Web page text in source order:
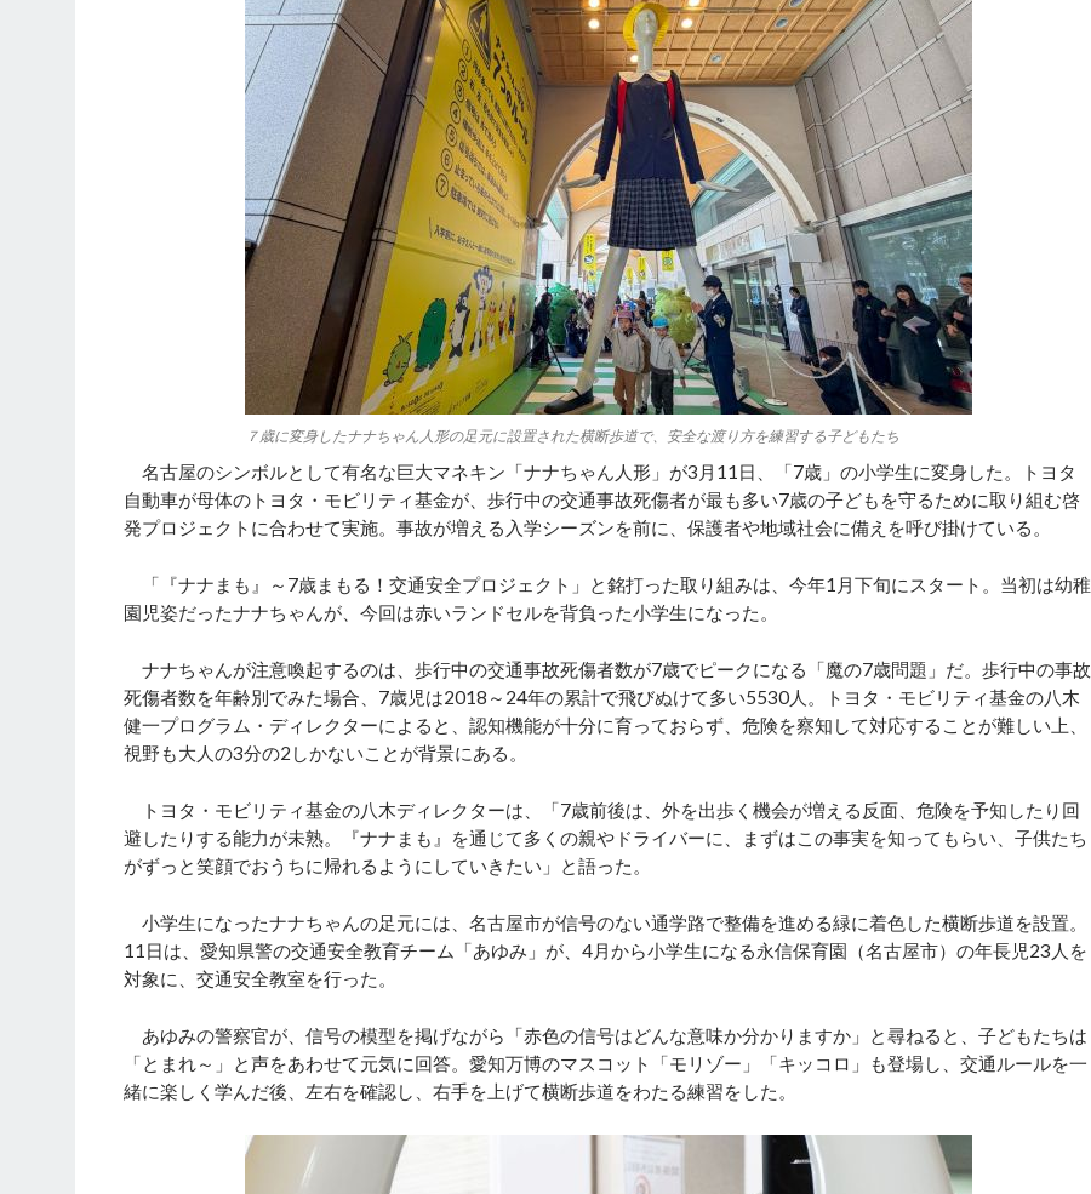
７歳に変身したナナちゃん人形の足元に設置された横断歩道で、安全な渡り方を練習する子どもたち
名古屋のシンボルとして有名な巨大マネキン「ナナちゃん人形」が3月11日、「7歳」の小学生に変身した。トヨタ
自動車が母体のトヨタ・モビリティ基金が、歩行中の交通事故死傷者が最も多い7歳の子どもを守るために取り組む啓
発プロジェクトに合わせて実施。事故が増える入学シーズンを前に、保護者や地域社会に備えを呼び掛けている。
「『ナナまも』～7歳まもる！交通安全プロジェクト」と銘打った取り組みは、今年1月下旬にスタート。当初は幼稚
園児姿だったナナちゃんが、今回は赤いランドセルを背負った小学生になった。
ナナちゃんが注意喚起するのは、歩行中の交通事故死傷者数が7歳でピークになる「魔の7歳問題」だ。歩行中の事故
死傷者数を年齢別でみた場合、7歳児は2018～24年の累計で飛びぬけて多い5530人。トヨタ・モビリティ基金の八木
健一プログラム・ディレクターによると、認知機能が十分に育っておらず、危険を察知して対応することが難しい上、
視野も大人の3分の2しかないことが背景にある。
トヨタ・モビリティ基金の八木ディレクターは、「7歳前後は、外を出歩く機会が増える反面、危険を予知したり回
避したりする能力が未熟。『ナナまも』を通じて多くの親やドライバーに、まずはこの事実を知ってもらい、子供たち
がずっと笑顔でおうちに帰れるようにしていきたい」と語った。
小学生になったナナちゃんの足元には、名古屋市が信号のない通学路で整備を進める緑に着色した横断歩道を設置。
11日は、愛知県警の交通安全教育チーム「あゆみ」が、4月から小学生になる永信保育園（名古屋市）の年長児23人を
対象に、交通安全教室を行った。
あゆみの警察官が、信号の模型を掲げながら「赤色の信号はどんな意味か分かりますか」と尋ねると、子どもたちは
「とまれ～」と声をあわせて元気に回答。愛知万博のマスコット「モリゾー」「キッコロ」も登場し、交通ルールを一
緒に楽しく学んだ後、左右を確認し、右手を上げて横断歩道をわたる練習をした。